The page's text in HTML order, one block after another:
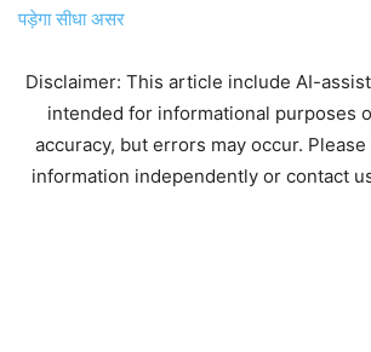
पड़ेगा सीधा असर
Disclaimer: This article include AI-
intended for informational purposes
accuracy, but errors may occur.
information independently or contact